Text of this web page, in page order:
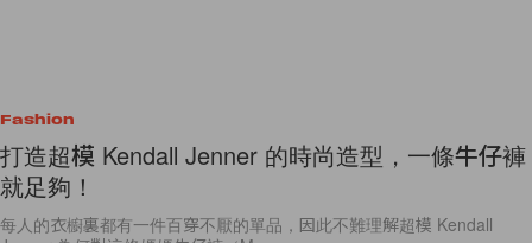
Fashion
打造超模 Kendall Jenner 的時尚造型，一條牛仔褲
就足夠！
每人的衣櫥裏都有一件百穿不厭的單品，因此不難理解超模 Kendall